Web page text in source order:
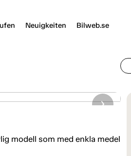
Neuigkeiten Bilweb.se
modell som med enkla medel